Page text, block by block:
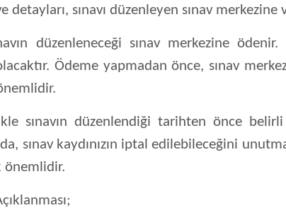
sınavı düzenleyen sınav
düzenleneceği sınav merkezine
Ödeme yapmadan önce, sınav
sınavın düzenlendiği tarihten önce
sınav kaydınızın iptal edilebileceğini
önemlidir.